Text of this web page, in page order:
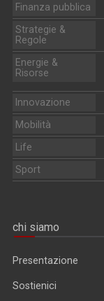
Finanza pubblica
Strategie &
Regole
Energie &
Risorse
Innovazione
Mobilità
Life
Sport
chi siamo
Presentazione
Sostienici